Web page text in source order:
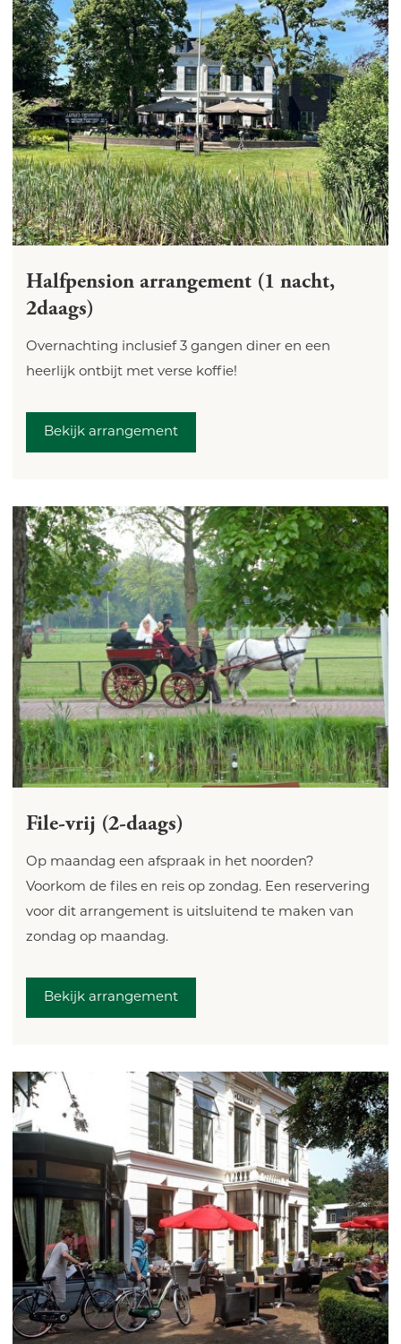
Halfpension arrangement (1 nacht,
2daags)
Overnachting inclusief 3 gangen diner en een
heerlijk ontbijt met verse koffie!
Bekijk arrangement
File-vrij (2-daags)
Op maandag een afspraak in het noorden?
Voorkom de files en reis op zondag. Een reservering
voor dit arrangement is uitsluitend te maken van
zondag op maandag.
Bekijk arrangement